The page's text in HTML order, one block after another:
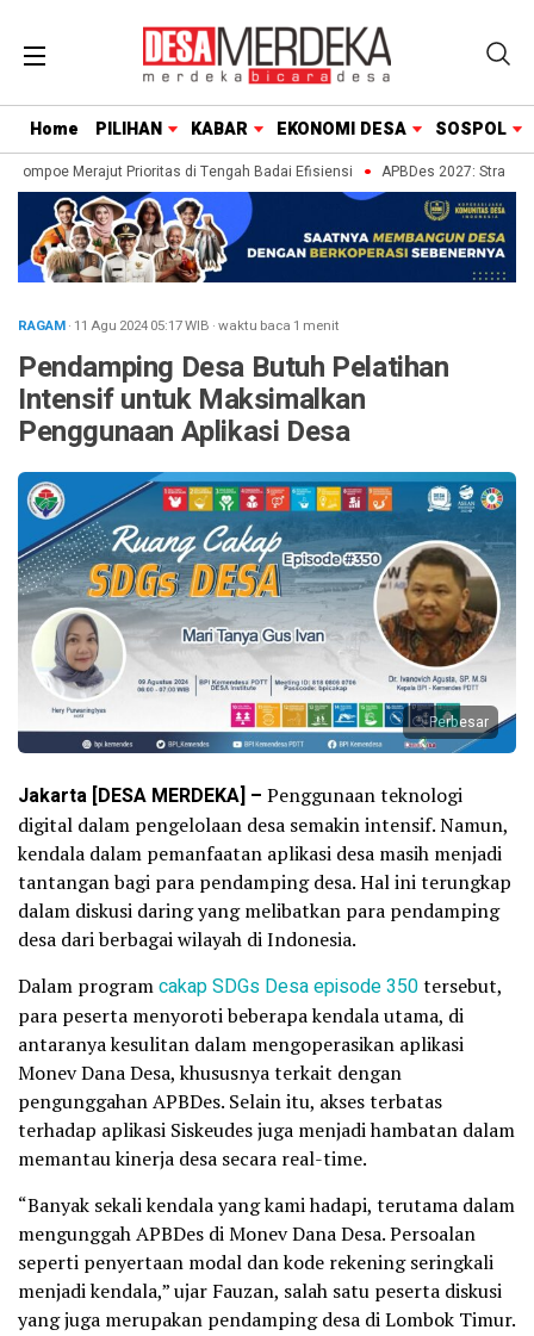
Home PILIHAN KABAR EKONOMI DESA SOSPOL
Merajut Prioritas di Tengah Badai Efisiensi APBDes 2027: Strategi
RAGAM· 11 Agu 202405:17WIB ·waktu baca 1 menit
Pendamping Desa Butuh Pelatihan
Intensif untuk Maksimalkan
Penggunaan Aplikasi Desa
Perbesar
Jakarta [DESA MERDEKA] – Penggunaan teknologi
digital dalam pengelolaan desa semakin intensif. Namun,
kendala dalam pemanfaatan aplikasi desa masih menjadi
tantangan bagi para pendamping desa. Hal ini terungkap
dalam diskusi daring yang melibatkan para pendamping
desa dari berbagai wilayah di Indonesia.
Dalam programcakap SDGs Desa episode 350tersebut,
para peserta menyoroti beberapa kendala utama, di
antaranya kesulitan dalam mengoperasikan aplikasi
Monev Dana Desa, khususnya terkait dengan
pengunggahan APBDes. Selain itu, akses terbatas
terhadap aplikasi Siskeudes juga menjadi hambatan dalam
memantau kinerja desa secara real-time.
“Banyak sekali kendala yang kami hadapi, terutama dalam
mengunggah APBDes di Monev Dana Desa. Persoalan
seperti penyertaan modal dan kode rekening seringkali
menjadi kendala,” ujar Fauzan, salah satu peserta diskusi
yang juga merupakan pendamping desa di Lombok Timur.